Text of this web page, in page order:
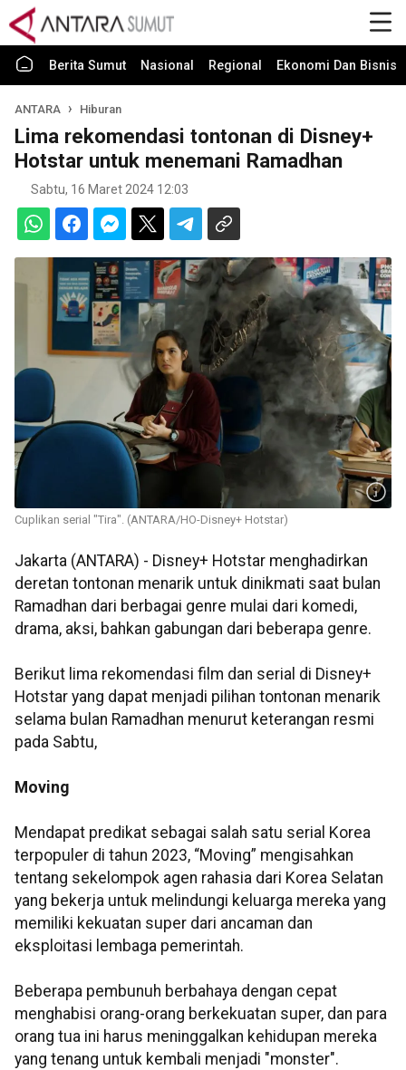
Berita Sumut Nasional Regional Ekonomi Dan Bisnis
ANTARA Hiburan
Lima rekomendasi tontonan di Disney+
Hotstar untuk menemani Ramadhan
Sabtu, 16 Maret 2024 12:03
Cuplikan serial "Tira". (ANTARA/HO-Disney+ Hotstar)
Jakarta (ANTARA) - Disney+ Hotstar menghadirkan
deretan tontonan menarik untuk dinikmati saat bulan
Ramadhan dari berbagai genre mulai dari komedi,
drama, aksi, bahkan gabungan dari beberapa genre.
Berikut lima rekomendasi film dan serial di Disney+
Hotstar yang dapat menjadi pilihan tontonan menarik
selama bulan Ramadhan menurut keterangan resmi
pada Sabtu,
Moving
Mendapat predikat sebagai salah satu serial Korea
terpopuler di tahun 2023, “Moving” mengisahkan
tentang sekelompok agen rahasia dari Korea Selatan
yang bekerja untuk melindungi keluarga mereka yang
memiliki kekuatan super dari ancaman dan
eksploitasi lembaga pemerintah.
Beberapa pembunuh berbahaya dengan cepat
menghabisi orang-orang berkekuatan super, dan para
orang tua ini harus meninggalkan kehidupan mereka
yang tenang untuk kembali menjadi "monster".